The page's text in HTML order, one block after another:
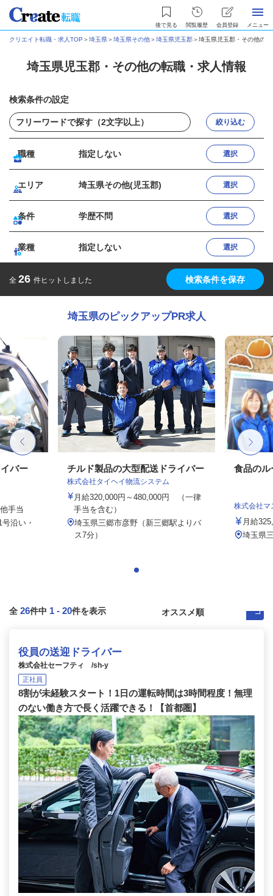
後で見る 閲覧履歴 会員登録 メニュー
クリエイト転職・求人TOP ＞埼玉県＞埼玉県その他＞埼玉県児玉郡＞埼玉県児玉郡・その他の
埼玉県児玉郡・その他の転職・求人情報
検索条件の設定
絞り込む
職種 指定しない 選択
エリア 埼玉県その他(児玉郡) 選択
条件 学歴不問 選択
業種 指定しない 選択
全 26 件ヒットしました 検索条件を保存
埼玉県のピックアップPR求人
バー
手当
沿い・
チルド製品の大型配送ドライバー
株式会社タイヘイ物流システム
月給320,000円～480,000円 （一律
手当を含む）
埼玉県三郷市彦野（新三郷駅よりバ
ス7分）
食品のル
株式会社マ
月給
埼玉県
全 26件中 1 - 20件を表示
役員の送迎ドライバー
株式会社セーフティ /sh-y
正社員
8割が未経験スタート！1日の運転時間は3時間程度！無理
のない働き方で長く活躍できる！【首都圏】